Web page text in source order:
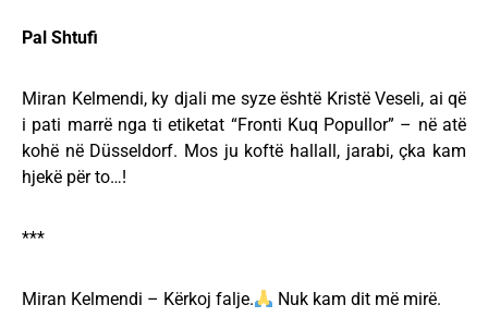
Pal Shtufi
Miran Kelmendi, ky djali me syze është Kristë Veseli, ai që
i pati marrë nga ti etiketat “Fronti Kuq Popullor” – në atë
kohë në Düsseldorf. Mos ju koftë hallall, jarabi, çka kam
hjekë për to…!
***
Miran Kelmendi – Kërkoj falje. Nuk kam dit më mirë.